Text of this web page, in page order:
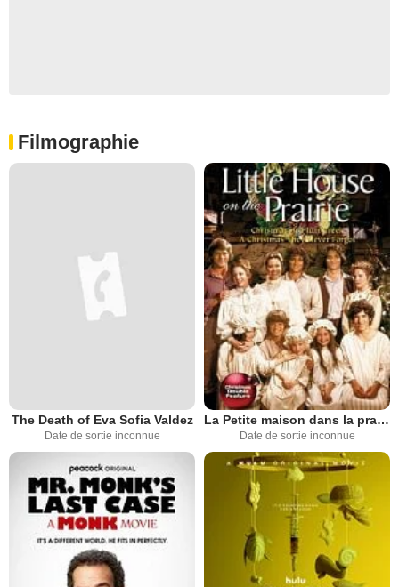
Filmographie
The Death of Eva Sofia Valdez
Date de sortie inconnue
La Petite maison dans la prairie
Date de sortie inconnue